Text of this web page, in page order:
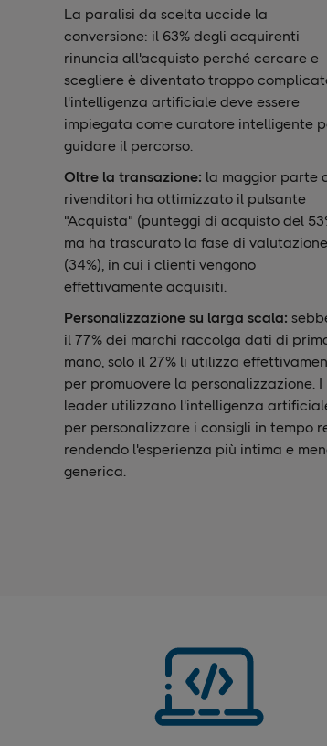
La paralisi da scelta uccide la
conversione: il 63% degli acquirenti
rinuncia all'acquisto perché cercare e
scegliere è diventato troppo
l'intelligenza artificiale deve essere
impiegata come curatore intelligente
guidare il percorso.
Oltre la transazione: la maggior parte
rivenditori ha ottimizzato il pulsante
"Acquista" (punteggi di acquisto del
ma ha trascurato la fase di valutazione
(34%), in cui i clienti vengono
effettivamente acquisiti.
Personalizzazione su larga scala:
il 77% dei marchi raccolga dati di
mano, solo il 27% li utilizza
per promuovere la personalizzazione. I
leader utilizzano l'intelligenza
per personalizzare i consigli in tempo
rendendo l'esperienza più intima e
generica.